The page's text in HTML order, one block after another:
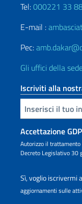
Tel:000221 33
E-mail :
Pec:
Gli uffici della
Iscriviti alla
Inserisci la tua email
Accettazione
Autorizzo il trattamento
Decreto Legislativo 30
Sì, voglio iscrivermi
aggiornamenti sulle